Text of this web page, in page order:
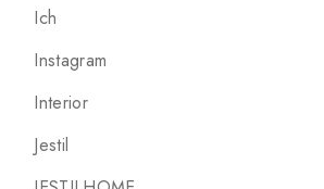
Ich
Instagram
Interior
Jestil